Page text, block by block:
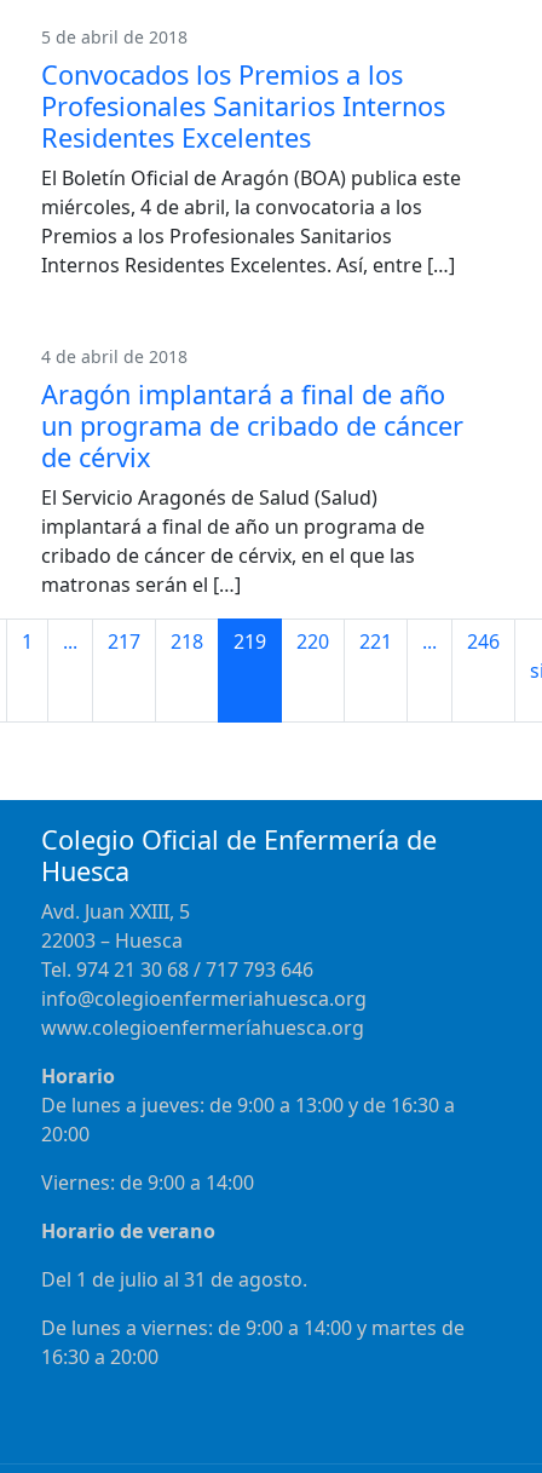
5 de abril de 2018
Convocados los Premios a los
Profesionales Sanitarios Internos
Residentes Excelentes
El Boletín Oficial de Aragón (BOA) publica este
miércoles, 4 de abril, la convocatoria a los
Premios a los Profesionales Sanitarios
Internos Residentes Excelentes. Así, entre […]
4 de abril de 2018
Aragón implantará a final de año
un programa de cribado de cáncer
de cérvix
El Servicio Aragonés de Salud (Salud)
implantará a final de año un programa de
cribado de cáncer de cérvix, en el que las
matronas serán el […]
1 ... 217 218 219 220 221 ... 246
Colegio Oficial de Enfermería de
Huesca
Avd. Juan XXIII, 5
22003 – Huesca
Tel. 974 21 30 68 / 717 793 646
info@colegioenfermeriahuesca.org
www.colegioenfermeríahuesca.org
Horario
De lunes a jueves: de 9:00 a 13:00 y de 16:30 a
20:00
Viernes: de 9:00 a 14:00
Horario de verano
Del 1 de julio al 31 de agosto.
De lunes a viernes: de 9:00 a 14:00 y martes de
16:30 a 20:00